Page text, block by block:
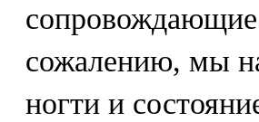
сожалению, мы
ногти и